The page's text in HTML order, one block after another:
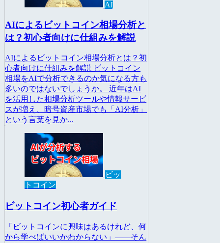
AI
AIによるビットコイン相場分析と
は？初心者向けに仕組みを解説
AIによるビットコイン相場分析とは？初
心者向けに仕組みを解説 ビットコイン
相場をAIで分析できるのか気になる方も
多いのではないでしょうか。 近年はAI
を活用した相場分析ツールや情報サービ
スが増え、暗号資産市場でも「AI分析」
という言葉を見か...
ビッ
トコイン
ビットコイン初心者ガイド
「ビットコインに興味はあるけれど、何
から学べばいいかわからない」――そん